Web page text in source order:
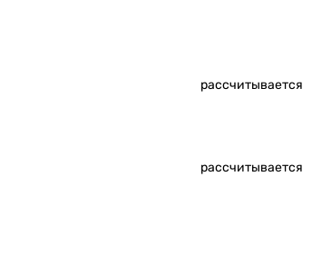
рассчитывается
рассчитывается